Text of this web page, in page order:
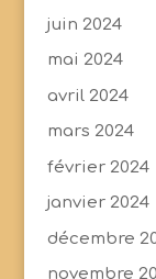
juin 2024
mai 2024
avril 2024
mars 2024
février 2024
janvier 2024
décembre
novembre